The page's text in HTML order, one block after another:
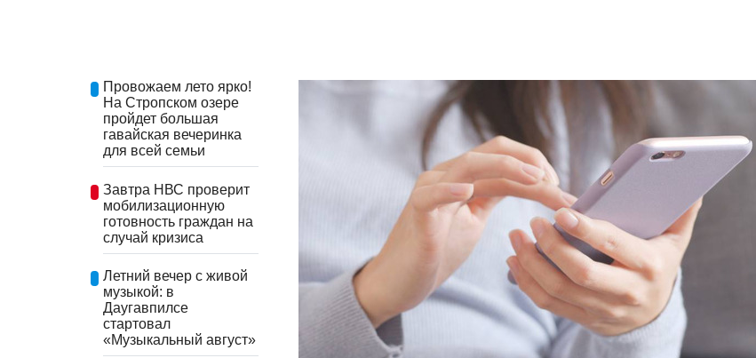
Провожаем лето ярко!
На Стропском озере
пройдет большая
гавайская вечеринка
для всей семьи
Завтра НВС проверит
мобилизационную
готовность граждан на
случай кризиса
Летний вечер с живой
музыкой: в
Даугавпилсе
стартовал
«Музыкальный август»